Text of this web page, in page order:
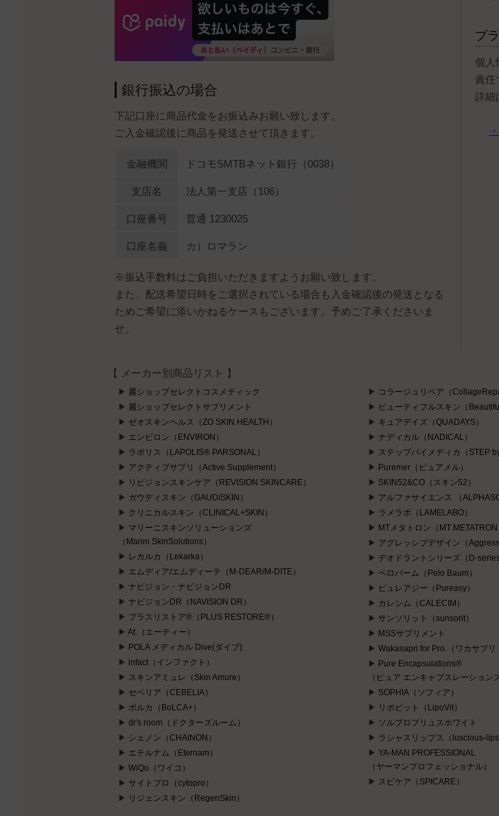
銀行振込の場合
下記口座に商品代金をお振込みお願い致します。
ご入金確認後に商品を発送させて頂きます。
金融機関 ドコモSMTBネット銀行（0038）
支店名 法人第一支店（106）
口座番号 普通 1230025
口座名義 カ）ロマラン
※振込手数料はご負担いただきますようお願い致します。
また、配送希望日時をご選択されている場合も入金確認後の発送となる
ためご希望に添いかねるケースもございます。予めご了承くださいま
せ。
プ
個人
責任
詳細
【 メーカー別商品リスト 】
麗ショップセレクトコスメティック
麗ショップセレクトサプリメント
ゼオスキンヘルス（ZO SKIN HEALTH）
エンビロン（ENVIRON）
ラポリス（LAPOLIS® PARSONAL）
アクティブサプリ（Active Supplement）
リビジョンスキンケア（REVISION SKINCARE）
ガウディスキン（GAUDISKIN）
クリニカルスキン（CLINICAL+SKIN）
マリーニスキンソリューションズ
（Marini SkinSolutions）
レカルカ（Lekarka）
エムディア/エムディーテ（M-DEAR/M-DITE）
ナビジョン・ナビジョンDR
ナビジョンDR（NAVISION DR）
プラスリストア®（PLUS RESTORE®）
At.（エーティー）
POLA メディカル Dive(ダイブ)
infact（インファクト）
スキンアミュレ（Skin Amure）
セベリア（CEBELIA）
ボルカ（BoLCA+）
dr's room（ドクターズルーム）
シェノン（CHAINON）
エテルナム（Eternam）
WiQo（ワイコ）
サイトプロ（cytopro）
リジェンスキン（RegenSkin）
コラージュリペア（
ビューティフルスキン（
キュアデイズ（QUADAYS）
ナディカル（NADICAL）
ステップバイメディカ（STEP
Puremer（ピュアメル）
SKIN52&CO（スキン52）
アルファサイエンス （
ラメラボ（LAMELABO）
MTメタトロン（MT METATRON
アグレッシブデザイン（
デオドラントシリーズ（D-series
ペロバーム（Pelo Baum）
ピュレアジー（Pureasy）
カレシム（CALECIM）
サンソリット（sunsorit）
MSSサプリメント
Wakasapri for Pro.（ワカサプリ
Pure Encapsulations®
（ピュア エンキャプスレーション
SOPHIA（ソフィア）
リポビット（LipoVit）
ソルプロプリュスホワイト
ラシャスリップス（luscious-lips
YA-MAN PROFESSIONAL
（ヤーマンプロフェッショナル）
スピケア（SPICARE）